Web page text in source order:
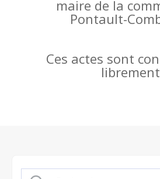
maire de la
Pontault-
Ces actes sont
librement